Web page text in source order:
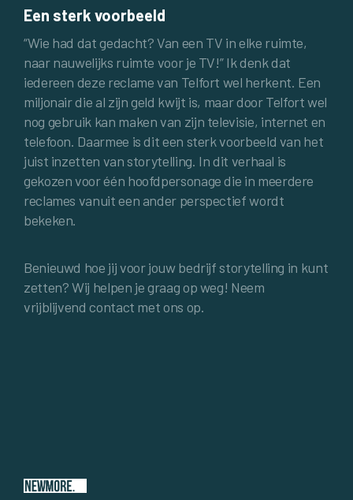
Een sterk voorbeeld
“Wie had dat gedacht? Van een TV in elke ruimte,
naar nauwelijks ruimte voor je TV!” Ik denk dat
iedereen deze reclame van Telfort wel herkent. Een
miljonair die al zijn geld kwijt is, maar door Telfort wel
nog gebruik kan maken van zijn televisie, internet en
telefoon. Daarmee is dit een sterk voorbeeld van het
juist inzetten van storytelling. In dit verhaal is
gekozen voor één hoofdpersonage die in meerdere
reclames vanuit een ander perspectief wordt
bekeken.
Benieuwd hoe jij voor jouw bedrijf storytelling in kunt
zetten? Wij helpen je graag op weg! Neem
vrijblijvend contact met ons op.